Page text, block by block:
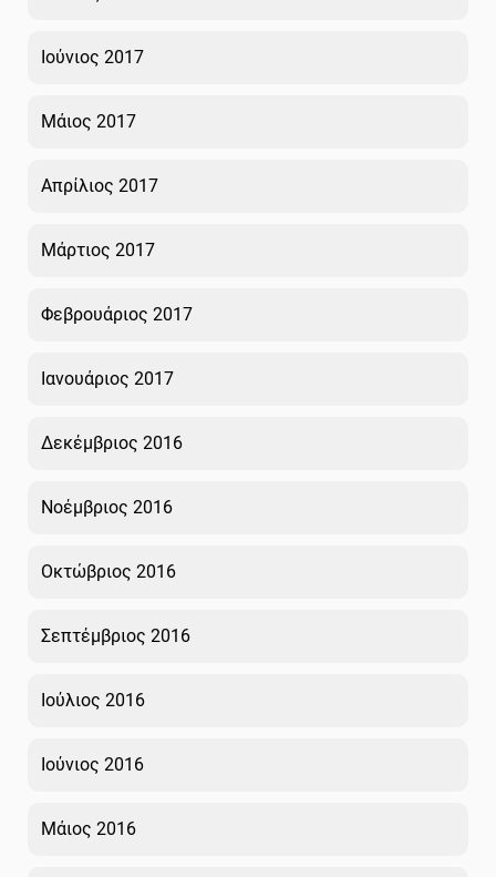
Ιούνιος 2017
Μάιος 2017
Απρίλιος 2017
Μάρτιος 2017
Φεβρουάριος 2017
Ιανουάριος 2017
Δεκέμβριος 2016
Νοέμβριος 2016
Οκτώβριος 2016
Σεπτέμβριος 2016
Ιούλιος 2016
Ιούνιος 2016
Μάιος 2016